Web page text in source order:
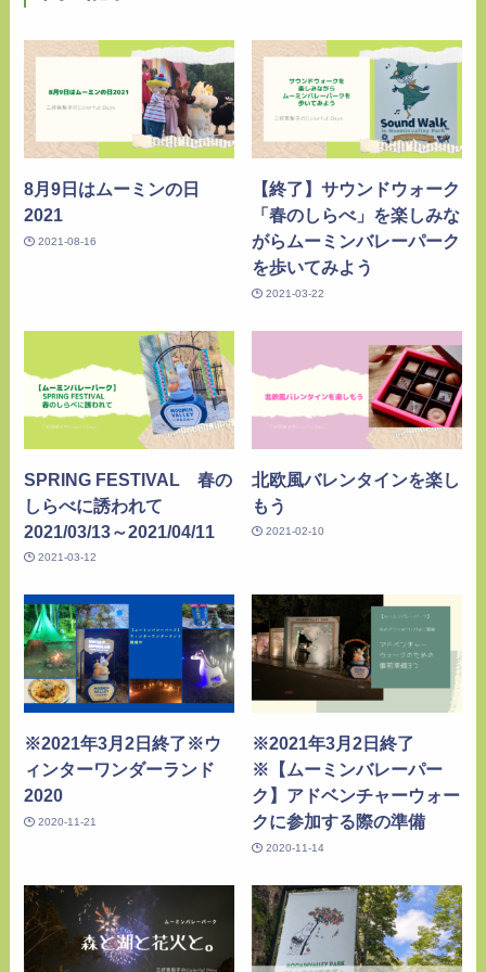
8月9日はムーミンの日
2021
2021-08-16
【終了】サウンドウォーク
「春のしらべ」を楽しみな
がらムーミンバレーパーク
を歩いてみよう
2021-03-22
SPRING FESTIVAL 春の
しらべに誘われて
2021/03/13～2021/04/11
2021-03-12
北欧風バレンタインを楽し
もう
2021-02-10
※2021年3月2日終了※ウ
ィンターワンダーランド
2020
2020-11-21
※2021年3月2日終了
※【ムーミンバレーパー
ク】アドベンチャーウォー
クに参加する際の準備
2020-11-14